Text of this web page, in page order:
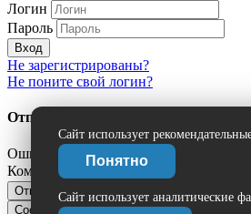
Сайт использует
Понятно
Сайт использует аналитические
Логин
Пароль
Вход
Не зарегистрированы?
Не поните свой логин?
Отправить сообщение об ошибке?
Ошибка:
Комментарий (дополнительно)
Отправить
Сообщить об ошибке
Нашли ошибку?